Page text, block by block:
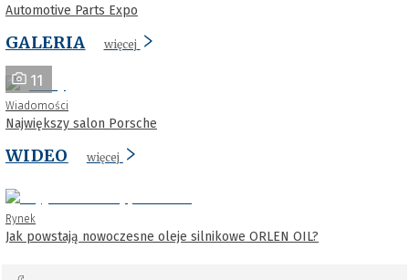
Automotive Parts Expo
GALERIA więcej
11
Wiadomości
Największy salon Porsche
WIDEO więcej
Rynek
Jak powstają nowoczesne oleje silnikowe ORLEN OIL?